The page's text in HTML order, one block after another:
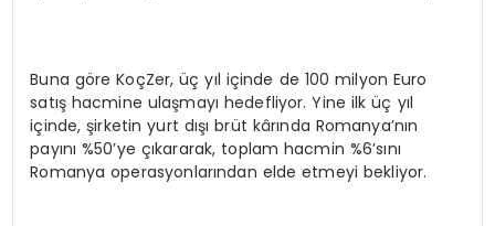
Buna göre KoçZer, üç yıl içinde de 100 milyon Euro
satış hacmine ulaşmayı hedefliyor. Yine ilk üç yıl
içinde, şirketin yurt dışı brüt kârında Romanya’nın
payını %50’ye çıkararak, toplam hacmin %6’sını
Romanya operasyonlarından elde etmeyi bekliyor.